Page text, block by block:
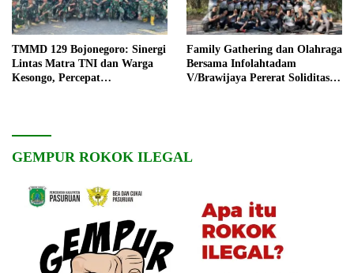
TMMD 129 Bojonegoro: Sinergi
Lintas Matra TNI dan Warga
Kesongo, Percepat
Family Gathering dan Olahraga
Bersama Infolahtadam
V/Brawijaya Pererat Soliditas
GEMPUR ROKOK ILEGAL